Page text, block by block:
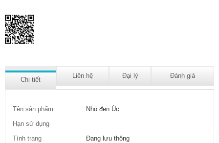
Chi tiết
Liên hệ Đại lý Đánh giá
Tên sản phẩm
Nho đen Úc
Hạn sử dụng
Tình trạng
Đang lưu thông